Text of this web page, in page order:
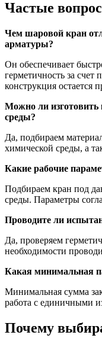
Частые
Чем шаровой кран
арматуры?
Он обеспечивает
герметичность за счет
конструкция остается
Можно ли
среды?
Да, подбираем
химической среды, а
Какие рабочие
Подбираем кран под
среды. Параметры
Проводите ли
Да, проверяем
необходимости
Какая минимальная
Минимальная сумма
работа с единичными
Почему